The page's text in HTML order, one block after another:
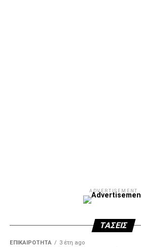
ADVERTISEMENT
ΤΆΣΕΙΣ
ΕΠΙΚΑΙΡΌΤΗΤΑ 3 έτη ago